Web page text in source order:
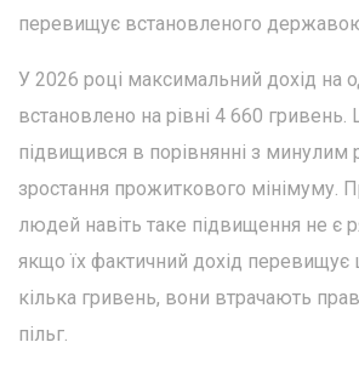
перевищує встановленого
У 2026 році максимальний дохід на
встановлено на рівні 4 660
підвищився в порівнянні з минулим
зростання прожиткового мінімуму.
людей навіть таке підвищення не є
якщо їх фактичний дохід перевищує
кілька гривень, вони втрачають
пільг.